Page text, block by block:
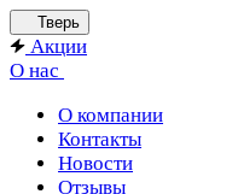
Тверь
Акции
О нас
О компании
Контакты
Новости
Отзывы